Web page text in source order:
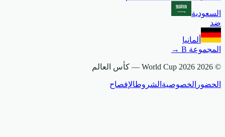
السعودية
ضد
ألمانيا
المجموعة B
→
© 2026 World Cup 2026 — كأس العالم
الحضور الخصوصية الشروطالإفصاح